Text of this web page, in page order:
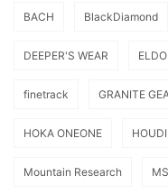
BACH BlackDiamond
DEEPER'S WEAR
finetrack GRANITE
HOKA ONEONE
Mountain Research